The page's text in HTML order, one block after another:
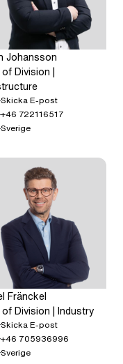
4 1 3
Johansson
Division |
Skicka E-post:
+46 722116517Ring: + 4 6 7 2
Sverige
2 2 4 5
Fränckel
Division | Industry
Skicka E-post:
+46 705936996Ring: + 4 6 7
Sverige